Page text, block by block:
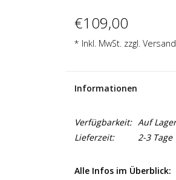
€109,00
* Inkl. MwSt. zzgl.
Informationen
Verfügbarkeit: Auf Lager
Lieferzeit:
2-3 Tage
Alle Infos im Überblick: